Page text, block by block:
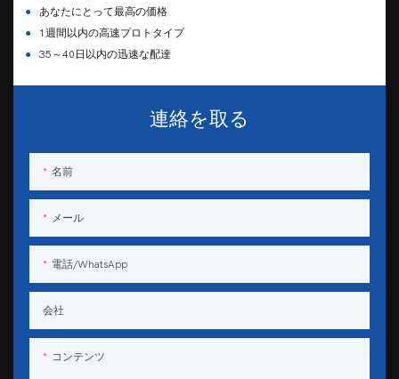
●
あなたにとって最高の価格
●
1週間以内の高速プロトタイプ
●
35～40日以内の迅速な配達
連絡を取る
名前
メール
電話/WhatsApp
会社
コンテンツ